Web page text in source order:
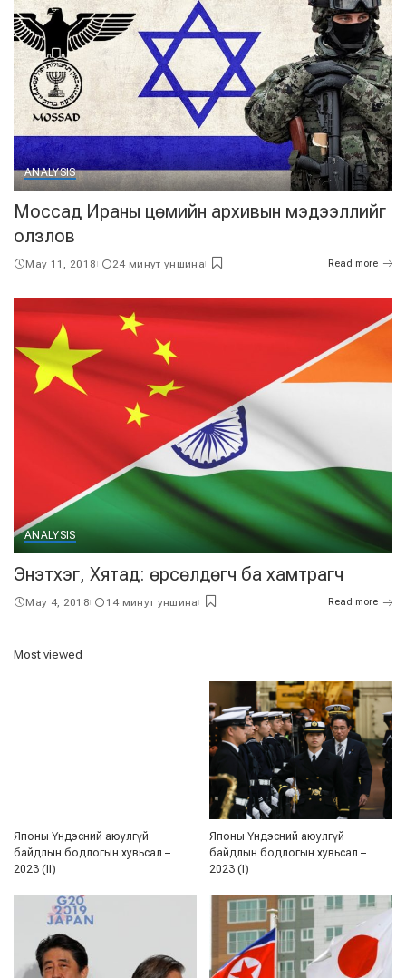
ANALYSIS
Моссад Ираны цөмийн архивын мэдээллийг
олзлов
May 11, 2018 24 минут уншина Read more
ANALYSIS
Энэтхэг, Хятад: өрсөлдөгч ба хамтрагч
May 4, 2018 14 минут уншина Read more
Most viewed
Японы Үндэсний аюулгүй
байдлын бодлогын хувьсал –
2023 (II)
Японы Үндэсний аюулгүй
байдлын бодлогын хувьсал –
2023 (I)